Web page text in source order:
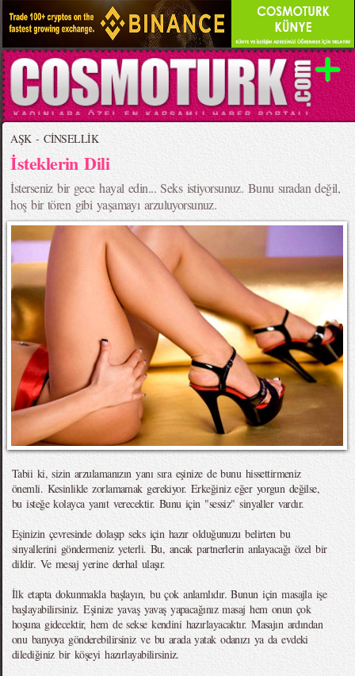
AŞK - CİNSELLİK
İsteklerin Dili
İsterseniz bir gece hayal edin... Seks istiyorsunuz. Bunu sıradan değil,
hoş bir tören gibi yaşamayı arzuluyorsunuz.
Tabii ki, sizin arzulamanızın yanı sıra eşinize de bunu hissettirmeniz
önemli. Kesinlikle zorlamamak gerekiyor. Erkeğiniz eğer yorgun değilse,
bu isteğe kolayca yanıt verecektir. Bunu için "sessiz" sinyaller vardır.
Eşinizin çevresinde dolaşıp seks için hazır olduğunuzu belirten bu
sinyallerini göndermeniz yeterli. Bu, ancak partnerlerin anlayacağı özel bir
dildir. Ve mesaj yerine derhal ulaşır.
İlk etapta dokunmakla başlayın, bu çok anlamlıdır. Bunun için masajla işe
başlayabilirsiniz. Eşinize yavaş yavaş yapacağınız masaj hem onun çok
hoşuna gidecektir, hem de sekse kendini hazırlayacaktır. Masajın ardından
onu banyoya gönderebilirsiniz ve bu arada yatak odanızı ya da evdeki
dilediğiniz bir köşeyi hazırlayabilirsiniz.